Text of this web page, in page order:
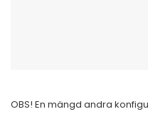
OBS! En mängd andra